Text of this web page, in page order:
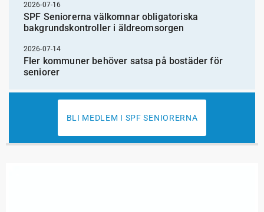
2026-07-16
SPF Seniorerna välkomnar obligatoriska
bakgrundskontroller i äldreomsorgen
2026-07-14
Fler kommuner behöver satsa på bostäder för
seniorer
BLI MEDLEM I SPF SENIORERNA